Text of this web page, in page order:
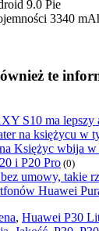
9.0 Pie
3340
te
S10 ma
na księżycu
Księżyc wbija
i P20 Pro(0)
umowy, takie
Huawei
, Huawei P30